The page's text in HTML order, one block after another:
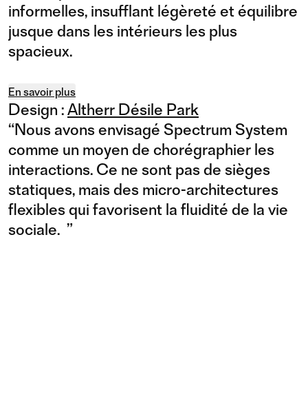
informelles, insufflant légèreté et équilibre
jusque dans les intérieurs les plus
spacieux.
En savoir plus
Design :Altherr Désile Park
“Nous avons envisagé Spectrum System
comme un moyen de chorégraphier les
interactions. Ce ne sont pas de sièges
statiques, mais des micro-architectures
flexibles qui favorisent la fluidité de la vie
sociale. ”